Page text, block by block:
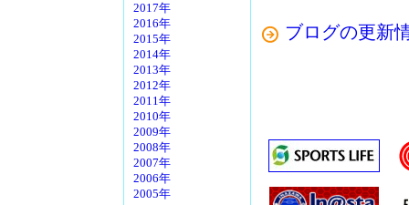
2017年
2016年
2015年
2014年
2013年
2012年
2011年
2010年
2009年
2008年
2007年
2006年
2005年
ブログの更新